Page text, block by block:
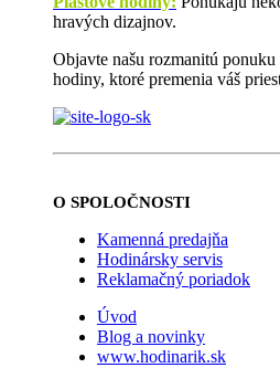
hravých dizajnov.
Objavte našu rozmanitú ponuku
hodiny, ktoré premenia váš
O SPOLOČNOSTI
Kamenná predajňa
Hodinársky servis
Reklamačný poriadok
Úvod
Blog a novinky
www.hodinarik.sk